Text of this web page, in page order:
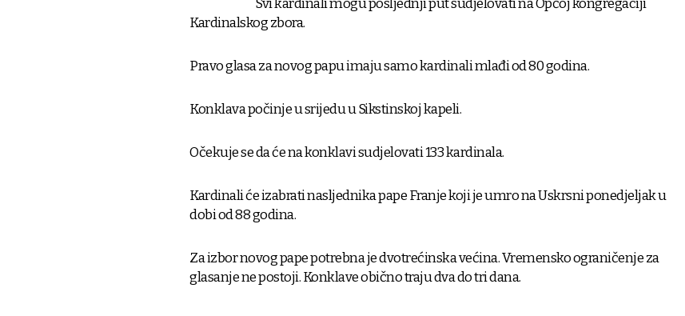
Svi kardinali mogu posljednji put sudjelovati na Općoj kongregaciji
Kardinalskog zbora.
Pravo glasa za novog papu imaju samo kardinali mlađi od 80 godina.
Konklava počinje u srijedu u Sikstinskoj kapeli.
Očekuje se da će na konklavi sudjelovati 133 kardinala.
Kardinali će izabrati nasljednika pape Franje koji je umro na Uskrsni ponedjeljak u
dobi od 88 godina.
Za izbor novog pape potrebna je dvotrećinska većina. Vremensko ograničenje za
glasanje ne postoji. Konklave obično traju dva do tri dana.